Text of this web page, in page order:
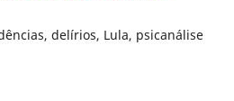
delírios, Lula, psicanálise